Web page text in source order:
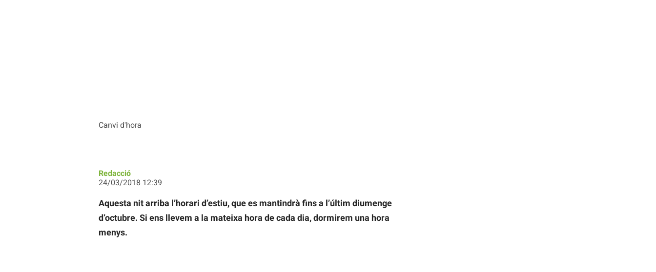
Canvi d'hora
Redacció
24/03/2018 12:39
Aquesta nit arriba l’horari d’estiu, que es mantindrà fins a l’últim diumenge
d’octubre. Si ens llevem a la mateixa hora de cada dia, dormirem una hora
menys.